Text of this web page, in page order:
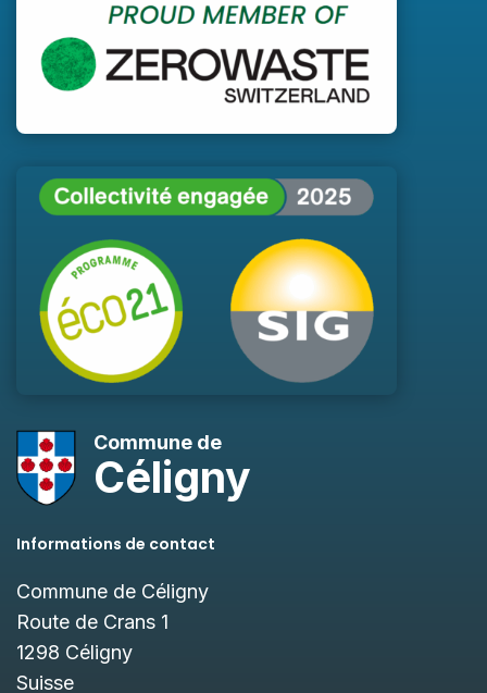
Commune de
Céligny
Informations de contact
Commune de Céligny
Route de Crans 1
1298 Céligny
Suisse